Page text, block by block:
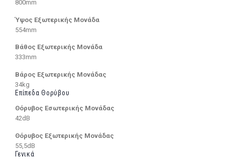
800mm
Ύψος Εξωτερικής Μονάδα
554mm
Βάθος Εξωτερικής Μονάδα
333mm
Βάρος Εξωτερικής Μονάδας
34kg
Επίπεδα Θορύβου
Θόρυβος Εσωτερικής Μονάδας
42dB
Θόρυβος Εξωτερικής Μονάδας
55,5dB
Γενικά